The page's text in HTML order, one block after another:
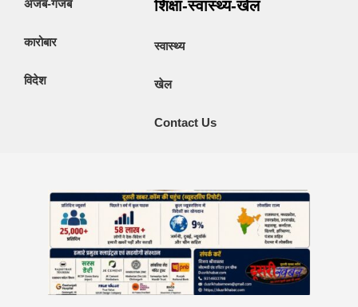
अजब-गजब
कारोबार
विदेश
शिक्षा-स्वास्थ्य-खेल
स्वास्थ्य
खेल
Contact Us